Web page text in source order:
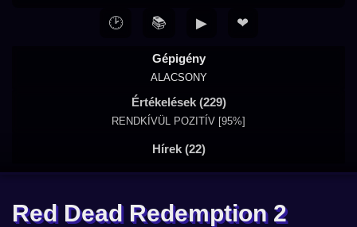
Gépigény
ALACSONY
Értékelések (229)
RENDKÍVÜL POZITÍV [95%]
Hírek (22)
🕑 📚 ▶ ❤
Red Dead Redemption 2